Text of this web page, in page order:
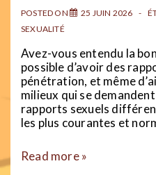
POSTED ON 25 JUIN 2026
SEXUALITÉ
Avez-vous entendu la
possible d’avoir des
pénétration, et même
milieux qui se
rapports sexuels
les plus courantes et
Baiser
Read more »